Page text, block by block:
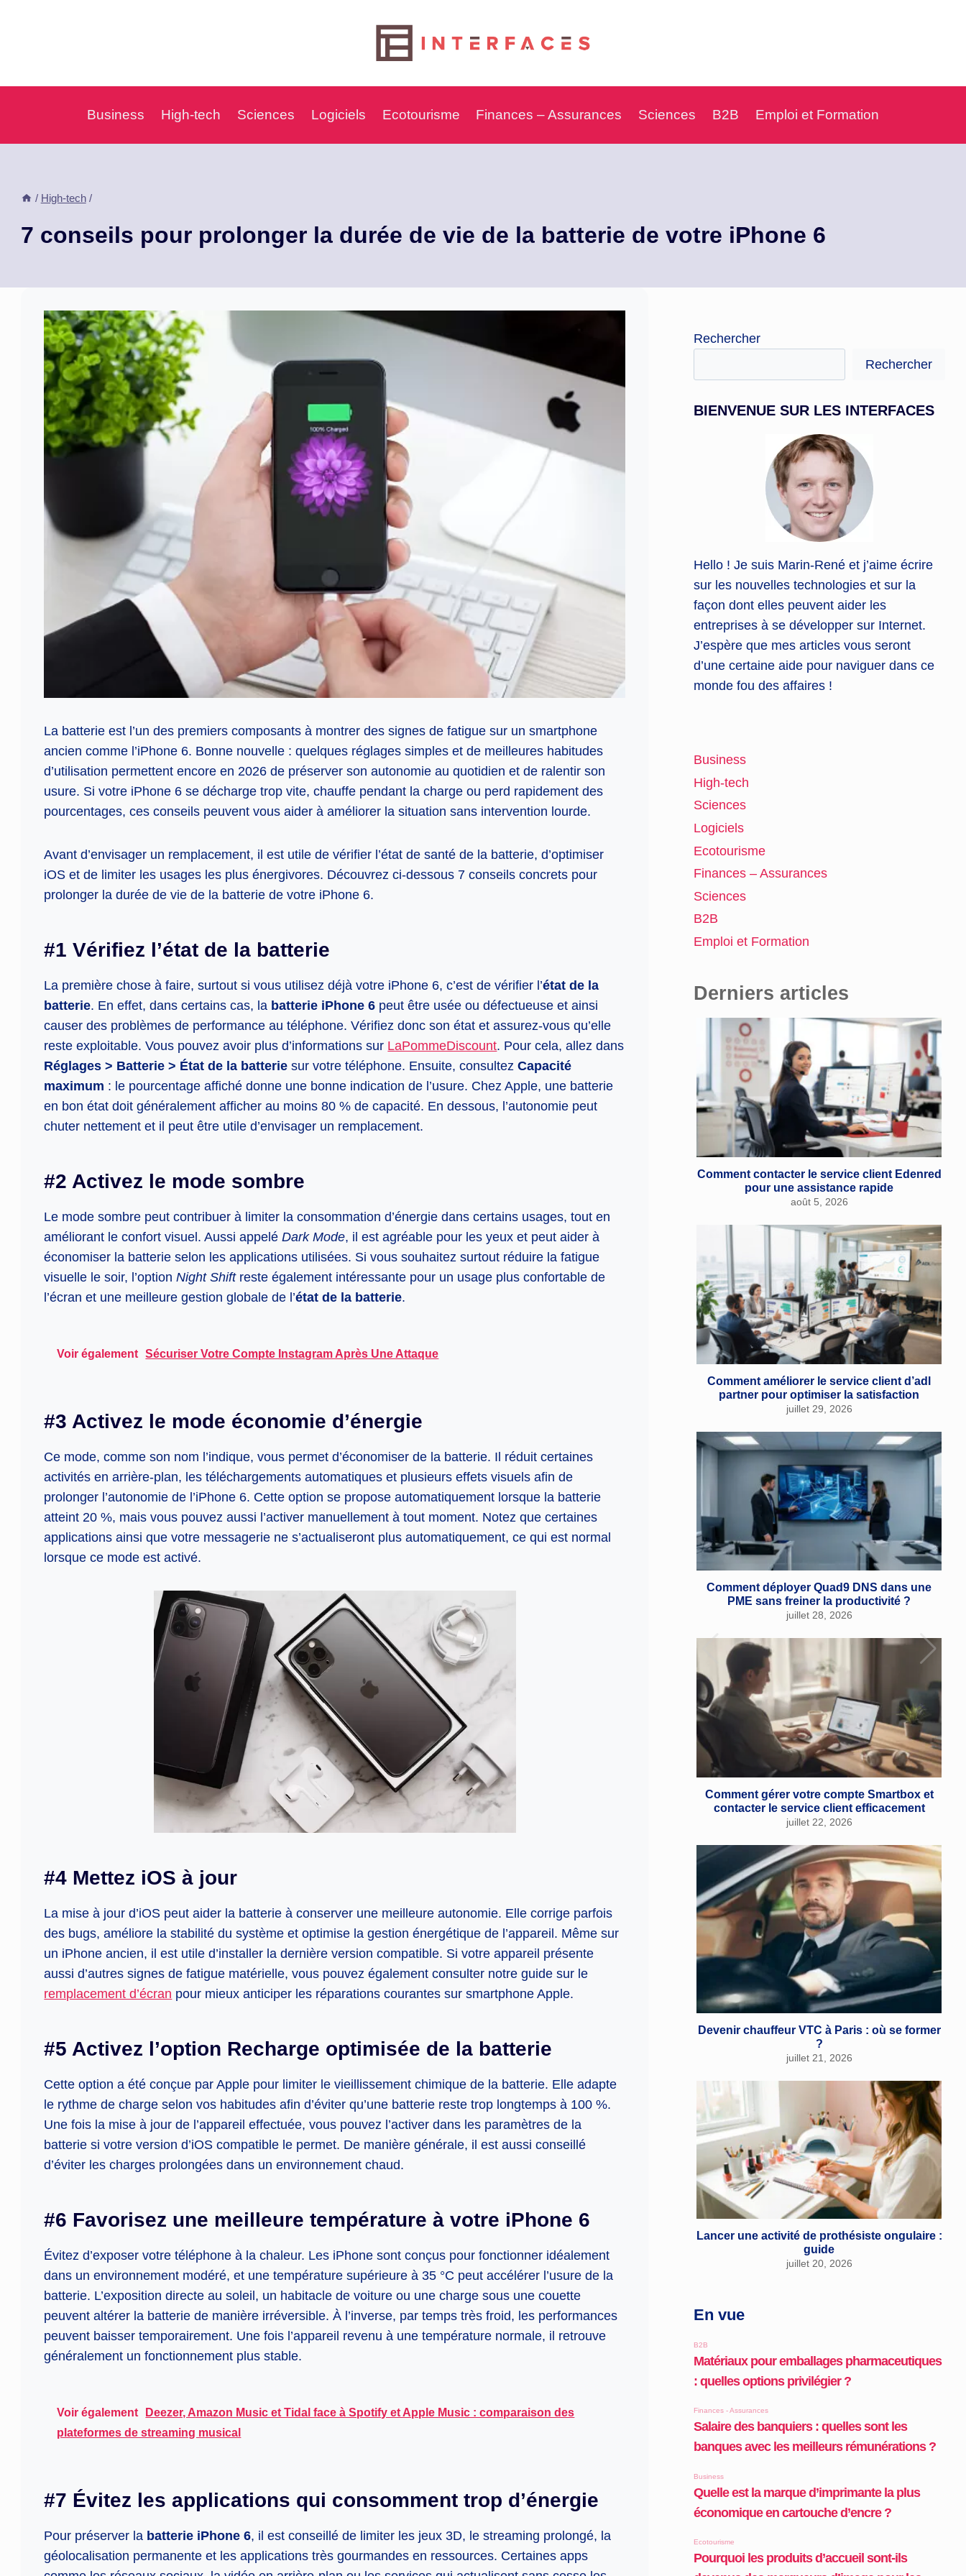
Business High-tech Sciences Logiciels Ecotourisme Finances – Assurances Sciences B2B Emploi et Formation
/ High-tech /
7 conseils pour prolonger la durée de vie de la batterie de votre iPhone 6
La batterie est l’un des premiers composants à montrer des signes de fatigue sur un smartphone
ancien comme l’iPhone 6. Bonne nouvelle : quelques réglages simples et de meilleures habitudes
d’utilisation permettent encore en 2026 de préserver son autonomie au quotidien et de ralentir son
usure. Si votre iPhone 6 se décharge trop vite, chauffe pendant la charge ou perd rapidement des
pourcentages, ces conseils peuvent vous aider à améliorer la situation sans intervention lourde.
Avant d’envisager un remplacement, il est utile de vérifier l’état de santé de la batterie, d’optimiser
iOS et de limiter les usages les plus énergivores. Découvrez ci-dessous 7 conseils concrets pour
prolonger la durée de vie de la batterie de votre iPhone 6.
#1 Vérifiez l’état de la batterie
La première chose à faire, surtout si vous utilisez déjà votre iPhone 6, c’est de vérifier l’état de la
batterie. En effet, dans certains cas, la batterie iPhone 6 peut être usée ou défectueuse et ainsi
causer des problèmes de performance au téléphone. Vérifiez donc son état et assurez-vous qu’elle
reste exploitable. Vous pouvez avoir plus d’informations sur LaPommeDiscount. Pour cela, allez dans
Réglages > Batterie > État de la batterie sur votre téléphone. Ensuite, consultezCapacité
maximum : le pourcentage affiché donne une bonne indication de l’usure. Chez Apple, une batterie
en bon état doit généralement afficher au moins 80 % de capacité. En dessous, l’autonomie peut
chuter nettement et il peut être utile d’envisager un remplacement.
#2 Activez le mode sombre
Le mode sombre peut contribuer à limiter la consommation d’énergie dans certains usages, tout en
améliorant le confort visuel. Aussi appeléDark Mode, il est agréable pour les yeux et peut aider à
économiser la batterie selon les applications utilisées. Si vous souhaitez surtout réduire la fatigue
visuelle le soir, l’optionNight Shiftreste également intéressante pour un usage plus confortable de
l’écran et une meilleure gestion globale de l’état de la batterie.
Voir également Sécuriser Votre Compte Instagram Après Une Attaque
#3 Activez le mode économie d’énergie
Ce mode, comme son nom l’indique, vous permet d’économiser de la batterie. Il réduit certaines
activités en arrière-plan, les téléchargements automatiques et plusieurs effets visuels afin de
prolonger l’autonomie de l’iPhone 6. Cette option se propose automatiquement lorsque la batterie
atteint 20 %, mais vous pouvez aussi l’activer manuellement à tout moment. Notez que certaines
applications ainsi que votre messagerie ne s’actualiseront plus automatiquement, ce qui est normal
lorsque ce mode est activé.
#4 Mettez iOS à jour
La mise à jour d’iOS peut aider la batterie à conserver une meilleure autonomie. Elle corrige parfois
des bugs, améliore la stabilité du système et optimise la gestion énergétique de l’appareil. Même sur
un iPhone ancien, il est utile d’installer la dernière version compatible. Si votre appareil présente
aussi d’autres signes de fatigue matérielle, vous pouvez également consulter notre guide sur le
remplacement d’écran pour mieux anticiper les réparations courantes sur smartphone Apple.
#5 Activez l’option Recharge optimisée de la batterie
Cette option a été conçue par Apple pour limiter le vieillissement chimique de la batterie. Elle adapte
le rythme de charge selon vos habitudes afin d’éviter qu’une batterie reste trop longtemps à 100 %.
Une fois la mise à jour de l’appareil effectuée, vous pouvez l’activer dans les paramètres de la
batterie si votre version d’iOS compatible le permet. De manière générale, il est aussi conseillé
d’éviter les charges prolongées dans un environnement chaud.
#6 Favorisez une meilleure température à votre iPhone 6
Évitez d’exposer votre téléphone à la chaleur. Les iPhone sont conçus pour fonctionner idéalement
dans un environnement modéré, et une température supérieure à 35 °C peut accélérer l’usure de la
batterie. L’exposition directe au soleil, un habitacle de voiture ou une charge sous une couette
peuvent altérer la batterie de manière irréversible. À l’inverse, par temps très froid, les performances
peuvent baisser temporairement. Une fois l’appareil revenu à une température normale, il retrouve
généralement un fonctionnement plus stable.
Voir également
Deezer, Amazon Music et Tidal face à Spotify et Apple Music : comparaison des
plateformes de streaming musical
#7 Évitez les applications qui consomment trop d’énergie
Pour préserver la batterie iPhone 6, il est conseillé de limiter les jeux 3D, le streaming prolongé, la
géolocalisation permanente et les applications très gourmandes en ressources. Certaines apps
Rechercher
Rechercher
BIENVENUE SUR LES INTERFACES
Hello ! Je suis Marin-René et j’aime écrire
sur les nouvelles technologies et sur la
façon dont elles peuvent aider les
entreprises à se développer sur Internet.
J’espère que mes articles vous seront
d’une certaine aide pour naviguer dans ce
monde fou des affaires !
Business
High-tech
Sciences
Logiciels
Ecotourisme
Finances – Assurances
Sciences
B2B
Emploi et Formation
Derniers articles
Comment contacter le service client Edenred
pour une assistance rapide
août 5, 2026
Comment améliorer le service client d’adl
partner pour optimiser la satisfaction
juillet 29, 2026
Comment déployer Quad9 DNS dans une
PME sans freiner la productivité ?
juillet 28, 2026
Comment gérer votre compte Smartbox et
contacter le service client efficacement
juillet 22, 2026
Devenir chauffeur VTC à Paris : où se former
?
juillet 21, 2026
Lancer une activité de prothésiste ongulaire :
guide
juillet 20, 2026
En vue